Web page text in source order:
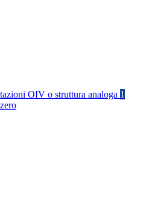
OIV o struttura analoga 1